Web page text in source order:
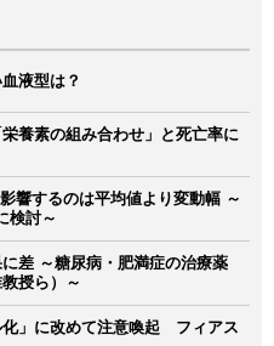
液型は？
養素の組み合わせ」と死亡率に
響するのは平均値より変動幅 ～
検討～
差 ～糖尿病・肥満症の治療薬
授ら）～
化」に改めて注意喚起 フィアス